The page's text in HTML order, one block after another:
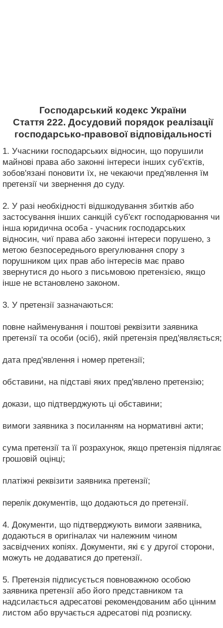
Господарський кодекс України
Стаття 222. Досудовий порядок реалізації
господарсько-правової відповідальності
1. Учасники господарських відносин, що порушили
майнові права або законні інтереси інших суб'єктів,
зобов'язані поновити їх, не чекаючи пред'явлення їм
претензії чи звернення до суду.
2. У разі необхідності відшкодування збитків або
застосування інших санкцій суб'єкт господарювання чи
інша юридична особа - учасник господарських
відносин, чиї права або законні інтереси порушено, з
метою безпосереднього врегулювання спору з
порушником цих прав або інтересів має право
звернутися до нього з письмовою претензією, якщо
інше не встановлено законом.
3. У претензії зазначаються:
повне найменування і поштові реквізити заявника
претензії та особи (осіб), якій претензія пред'являється;
дата пред'явлення і номер претензії;
обставини, на підставі яких пред'явлено претензію;
докази, що підтверджують ці обставини;
вимоги заявника з посиланням на нормативні акти;
сума претензії та її розрахунок, якщо претензія підлягає
грошовій оцінці;
платіжні реквізити заявника претензії;
перелік документів, що додаються до претензії.
4. Документи, що підтверджують вимоги заявника,
додаються в оригіналах чи належним чином
засвідчених копіях. Документи, які є у другої сторони,
можуть не додаватися до претензії.
5. Претензія підписується повноважною особою
заявника претензії або його представником та
надсилається адресатові рекомендованим або цінним
листом або вручається адресатові під розписку.